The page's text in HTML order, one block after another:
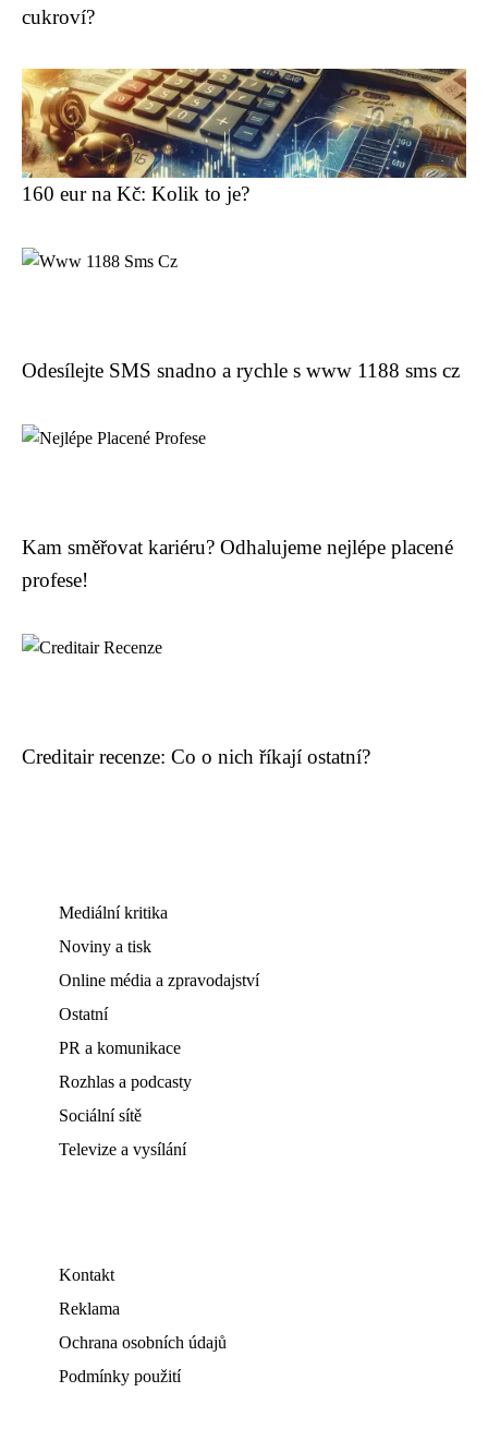
cukroví?
160 eur na Kč: Kolik to je?
Odesílejte SMS snadno a rychle s www 1188 sms cz
Kam směřovat kariéru? Odhalujeme nejlépe placené
profese!
Creditair recenze: Co o nich říkají ostatní?
Mediální kritika
Noviny a tisk
Online média a zpravodajství
Ostatní
PR a komunikace
Rozhlas a podcasty
Sociální sítě
Televize a vysílání
Kontakt
Reklama
Ochrana osobních údajů
Podmínky použití